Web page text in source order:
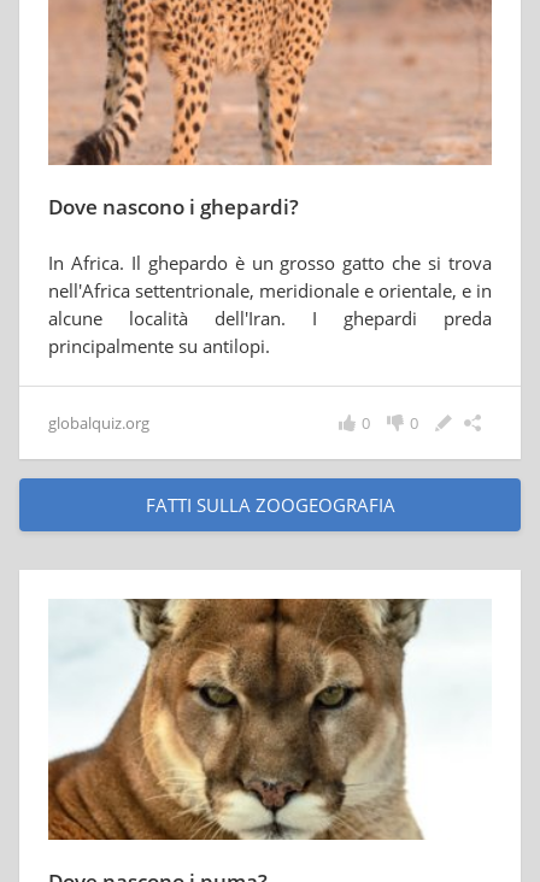
Dove nascono i ghepardi?
In Africa. Il ghepardo è un grosso gatto che si trova
nell'Africa settentrionale, meridionale e orientale, e in
alcune località dell'Iran. I ghepardi preda
principalmente su antilopi.
globalquiz.org 0
0
FATTI SULLA ZOOGEOGRAFIA